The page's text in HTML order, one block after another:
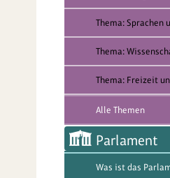
Thema: Sprachen
Thema:
Thema: Freizeit
Alle Themen
Parlament
Was ist das